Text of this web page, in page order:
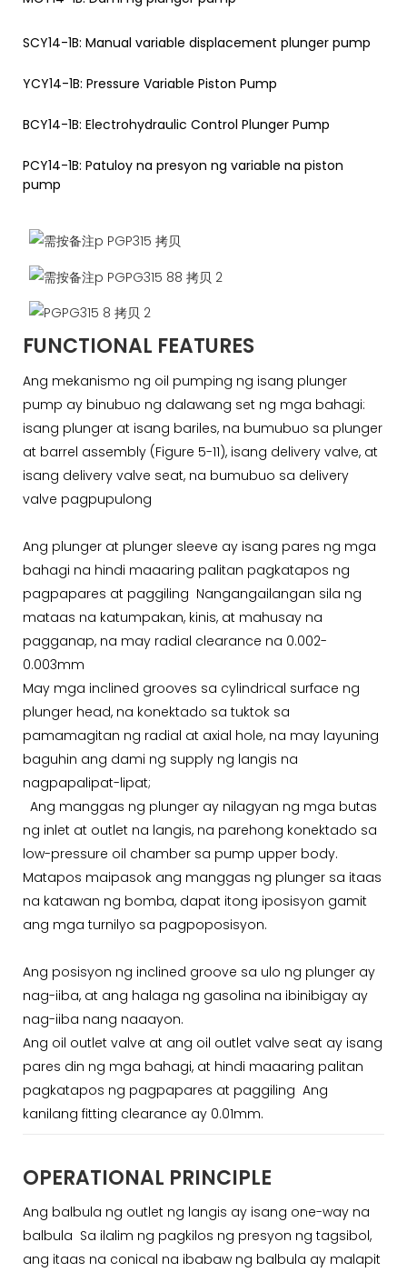
SCY14-1B: Manual variable displacement plunger pump
YCY14-1B: Pressure Variable Piston Pump
BCY14-1B: Electrohydraulic Control Plunger Pump
PCY14-1B: Patuloy na presyon ng variable na piston
pump
FUNCTIONAL FEATURES
Ang mekanismo ng oil pumping ng isang plunger
pump ay binubuo ng dalawang set ng mga bahagi:
isang plunger at isang bariles, na bumubuo sa plunger
at barrel assembly (Figure 5-11), isang delivery valve, at
isang delivery valve seat, na bumubuo sa delivery
valve pagpupulong
Ang plunger at plunger sleeve ay isang pares ng mga
bahagi na hindi maaaring palitan pagkatapos ng
pagpapares at paggiling Nangangailangan sila ng
mataas na katumpakan, kinis, at mahusay na
pagganap, na may radial clearance na 0.002-
0.003mm
May mga inclined grooves sa cylindrical surface ng
plunger head, na konektado sa tuktok sa
pamamagitan ng radial at axial hole, na may layuning
baguhin ang dami ng supply ng langis na
nagpapalipat-lipat;
Ang manggas ng plunger ay nilagyan ng mga butas
ng inlet at outlet na langis, na parehong konektado sa
low-pressure oil chamber sa pump upper body.
Matapos maipasok ang manggas ng plunger sa itaas
na katawan ng bomba, dapat itong iposisyon gamit
ang mga turnilyo sa pagpoposisyon.
Ang posisyon ng inclined groove sa ulo ng plunger ay
nag-iiba, at ang halaga ng gasolina na ibinibigay ay
nag-iiba nang naaayon.
Ang oil outlet valve at ang oil outlet valve seat ay isang
pares din ng mga bahagi, at hindi maaaring palitan
pagkatapos ng pagpapares at paggiling Ang
kanilang fitting clearance ay 0.01mm.
OPERATIONAL PRINCIPLE
Ang balbula ng outlet ng langis ay isang one-way na
balbula Sa ilalim ng pagkilos ng presyon ng tagsibol,
ang itaas na conical na ibabaw ng balbula ay malapit